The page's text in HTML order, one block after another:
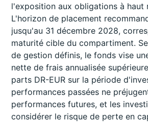
l'exposition aux obligations à haut
L'horizon de placement
jusqu'au 31 décembre 2028,
maturité cible du compartiment.
de gestion définis, le fonds vise
nette de frais annualisée
parts DR-EUR sur la période
performances passées ne
performances futures, et les
considérer le risque de perte en